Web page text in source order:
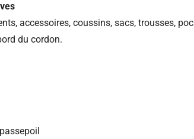
accessoires, coussins, sacs, trousses,
du cordon.